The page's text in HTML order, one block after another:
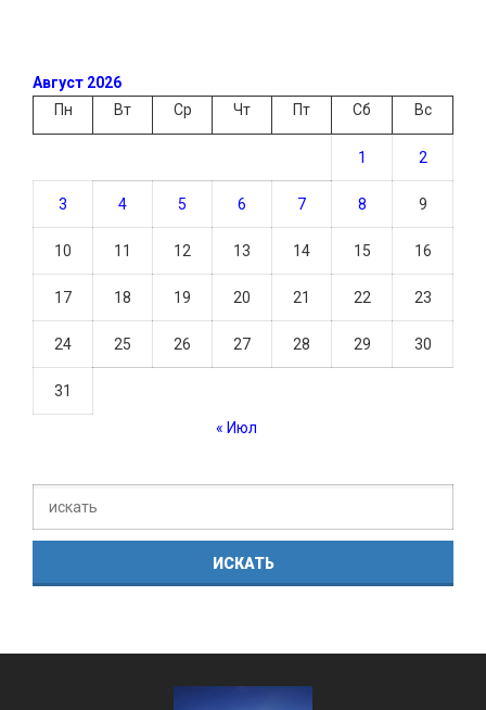
Август 2026
Пн
Вт Ср Чт Пт Сб Вс
1 2
3 4 5 6 7 8 9
10 11 12 13 14 15 16
17 18 19 20 21 22 23
24 25 26 27 28 29 30
31
« Июл